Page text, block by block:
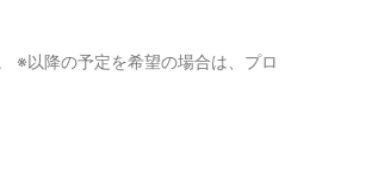
※以降の予定を希望の場合は、プロ